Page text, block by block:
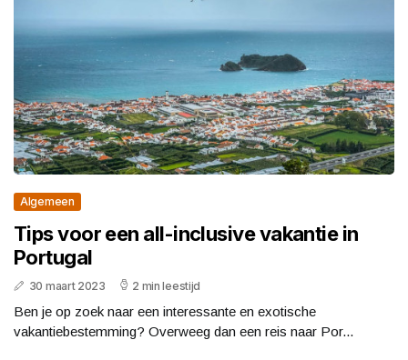
Algemeen
Tips voor een all-inclusive vakantie in
Portugal
30 maart 2023 2 min leestijd
Ben je op zoek naar een interessante en exotische
vakantiebestemming? Overweeg dan een reis naar Por...